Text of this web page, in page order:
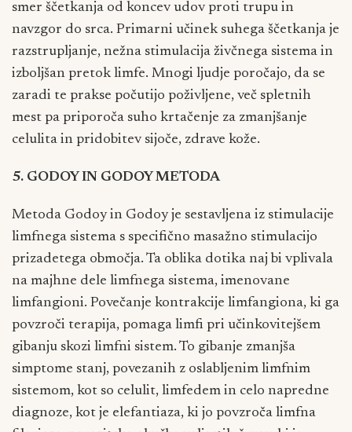
smer ščetkanja od koncev udov proti trupu in
navzgor do srca. Primarni učinek suhega ščetkanja je
razstrupljanje, nežna stimulacija živčnega sistema in
izboljšan pretok limfe. Mnogi ljudje poročajo, da se
zaradi te prakse počutijo poživljene, več spletnih
mest pa priporoča suho krtačenje za zmanjšanje
celulita in pridobitev sijoče, zdrave kože.
5. GODOY IN GODOY METODA
Metoda Godoy in Godoy je sestavljena iz stimulacije
limfnega sistema s specifično masažno stimulacijo
prizadetega območja. Ta oblika dotika naj bi vplivala
na majhne dele limfnega sistema, imenovane
limfangioni. Povečanje kontrakcije limfangiona, ki ga
povzroči terapija, pomaga limfi pri učinkovitejšem
gibanju skozi limfni sistem. To gibanje zmanjša
simptome stanj, povezanih z oslabljenim limfnim
sistemom, kot so celulit, limfedem in celo napredne
diagnoze, kot je elefantiaza, ki jo povzroča limfna